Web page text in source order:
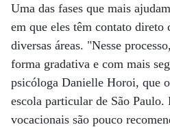
Uma das fases que mais
em que eles têm contato direto
diversas áreas. "Nesse
forma gradativa e com mais
psicóloga Danielle Horoi, que
escola particular de São Paulo.
vocacionais são pouco